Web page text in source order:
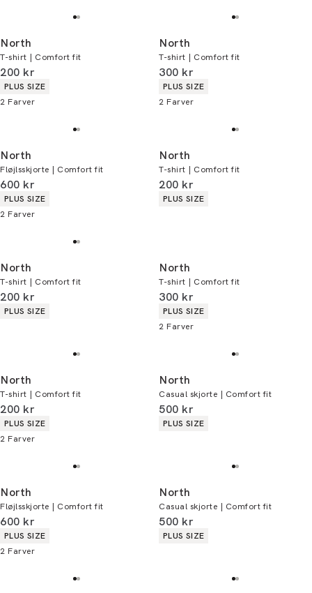
North
T-shirt | Comfort fit
I alt (inkl. rabat)
200 kr
Produkt egenskaber
PLUS SIZE
2 Farver
North
T-shirt | Comfort fit
I alt (inkl. rabat)
300 kr
Produkt egenskaber
PLUS SIZE
2 Farver
North
Fløjlsskjorte | Comfort fit
I alt (inkl. rabat)
600 kr
Produkt egenskaber
PLUS SIZE
2 Farver
North
T-shirt | Comfort fit
I alt (inkl. rabat)
200 kr
Produkt egenskaber
PLUS SIZE
North
T-shirt | Comfort fit
I alt (inkl. rabat)
200 kr
Produkt egenskaber
PLUS SIZE
North
T-shirt | Comfort fit
I alt (inkl. rabat)
300 kr
Produkt egenskaber
PLUS SIZE
2 Farver
North
T-shirt | Comfort fit
I alt (inkl. rabat)
200 kr
Produkt egenskaber
PLUS SIZE
2 Farver
North
Casual skjorte | Comfort fit
I alt (inkl. rabat)
500 kr
Produkt egenskaber
PLUS SIZE
North
Fløjlsskjorte | Comfort fit
I alt (inkl. rabat)
600 kr
Produkt egenskaber
PLUS SIZE
2 Farver
North
Casual skjorte | Comfort fit
I alt (inkl. rabat)
500 kr
Produkt egenskaber
PLUS SIZE